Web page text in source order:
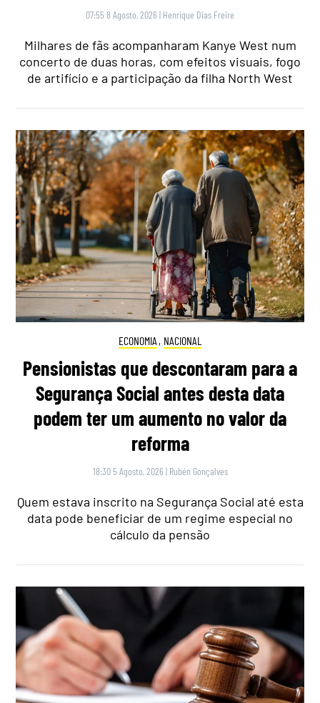
07:55 8 Agosto, 2026 | Henrique Dias Freire
Milhares de fãs acompanharam Kanye West num
concerto de duas horas, com efeitos visuais, fogo
de artifício e a participação da filha North West
ECONOMIA , NACIONAL
Pensionistas que descontaram para a
Segurança Social antes desta data
podem ter um aumento no valor da
reforma
18:30 5 Agosto, 2026 | Rubén Gonçalves
Quem estava inscrito na Segurança Social até esta
data pode beneficiar de um regime especial no
cálculo da pensão